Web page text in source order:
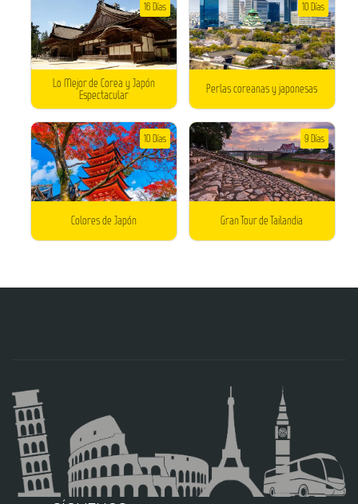
Lo Mejor de Corea y Japón
Espectacular
16 Días
Perlas coreanas y japonesas
10 Días
Colores de Japón
10 Días
Gran Tour de Tailandia
9 Días